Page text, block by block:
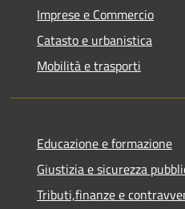
Imprese e Commercio
Catasto e urbanistica
Mobilità e trasporti
Educazione e formazione
Giustizia e sicurezza
Tributi,finanze e